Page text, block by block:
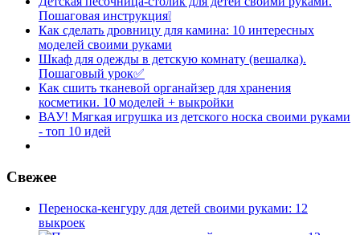
Пошаговая инструкция❕
Как сделать дровницу для камина: 10 интересных
моделей своими руками
Шкаф для одежды в детскую комнату (вешалка).
Пошаговый урок✅
Как сшить тканевой органайзер для хранения
косметики. 10 моделей + выкройки
ВАУ! Мягкая игрушка из детского носка своими руками
- топ 10 идей
Свежее
Переноска-кенгуру для детей своими руками: 12
выкроек